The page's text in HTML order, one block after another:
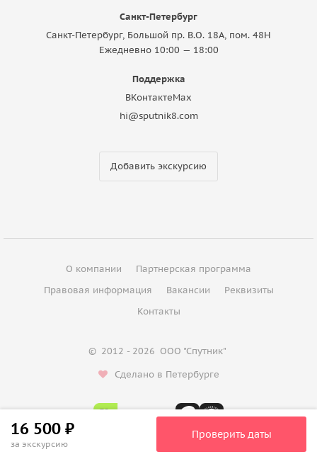
16 500 ₽
за экскурсию
Проверить даты
Санкт-Петербург
Санкт-Петербург, Большой пр. В.О. 18A, пом. 48Н
Ежедневно 10:00 — 18:00
Поддержка
ВКонтактеMax
hi@sputnik8.com
Добавить экскурсию
О компании
Партнерская программа
Правовая информация
Вакансии
Реквизиты
Контакты
© 2012 - 2026 ООО "Спутник"
Сделано в Петербурге